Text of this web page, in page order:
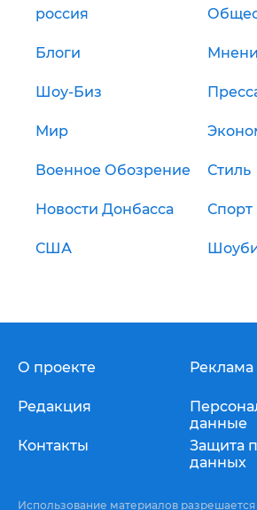
россия
Блоги
Шоу-Биз
Мир
Военное Обозрение Стиль
Новости Донбасса Спорт
США
О проекте
Редакция
Контакты
Реклама
данные
Защита
данных
Использование материалов